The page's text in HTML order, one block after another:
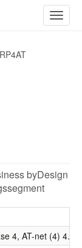
ein-/
byDesign
4, AT-net (4) 4.